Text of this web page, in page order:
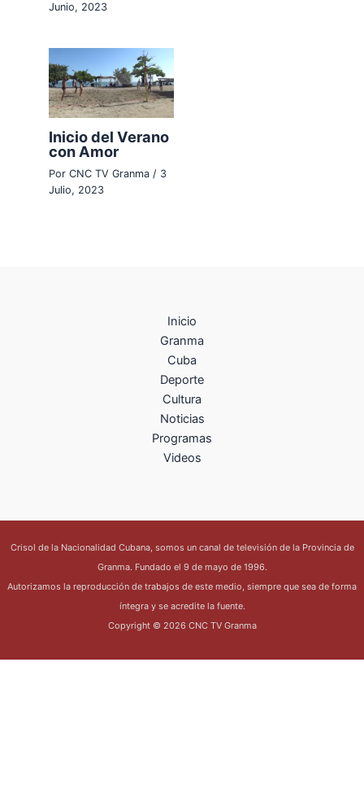
Junio, 2023
Inicio del Verano
con Amor
PorCNC TV Granma/ 3
Julio, 2023
Inicio
Granma
Cuba
Deporte
Cultura
Noticias
Programas
Videos
Crisol de la Nacionalidad Cubana, somos un canal de televisión de la Provincia de
Granma. Fundado el 9 de mayo de 1996.
Autorizamos la reproducción de trabajos de este medio, siempre que sea de forma
íntegra y se acredite la fuente.
Copyright © 2026 CNC TV Granma